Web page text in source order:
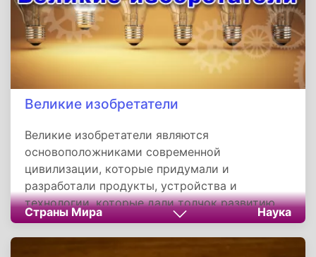
кантонов, 36 682 коммун. Общая численности
населения - 66 991 000 человек. Официальный
язык - французский.
Великие изобретатели
Великие изобретатели являются
основоположниками современной
цивилизации, которые придумали и
разработали продукты, устройства и
технологии, которые дали толчок развитию
прогресса, многие из них значительно
опередили свое время. При этом, одни
Страны Мира Наука